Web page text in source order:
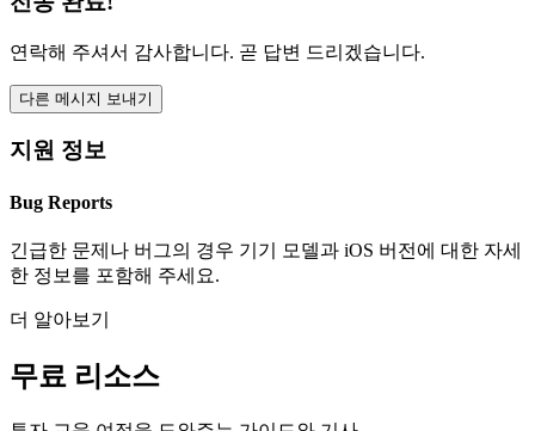
연락해 주셔서 감사합니다. 곧 답변 드리겠습니다.
다른 메시지 보내기
지원 정보
Bug Reports
긴급한 문제나 버그의 경우 기기 모델과 iOS 버전에 대한 자세
한 정보를 포함해 주세요.
더 알아보기
무료 리소스